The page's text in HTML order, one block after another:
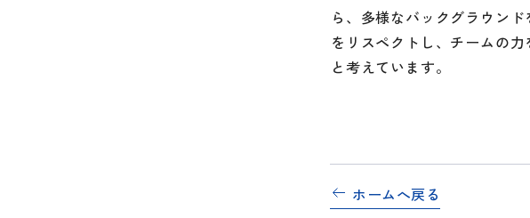
ら、多様なバックグラウン
をリスペクトし、チームの
と考えています。
ホームへ戻る